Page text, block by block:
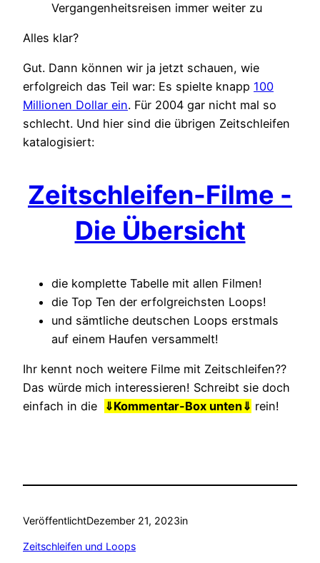
Vergangenheitsreisen immer weiter zu
Alles klar?
Gut. Dann können wir ja jetzt schauen, wie
erfolgreich das Teil war: Es spielte knapp 100
Millionen Dollar ein. Für 2004 gar nicht mal so
schlecht. Und hier sind die übrigen Zeitschleifen
katalogisiert:
Zeitschleifen-Filme -
Die Übersicht
die komplette Tabelle mit allen Filmen!
die Top Ten der erfolgreichsten Loops!
und sämtliche deutschen Loops erstmals
auf einem Haufen versammelt!
Ihr kennt noch weitere Filme mit Zeitschleifen??
Das würde mich interessieren! Schreibt sie doch
einfach in die
⇓Kommentar-Box unten⇓ rein!
VeröffentlichtDezember 21, 2023in
Zeitschleifen und Loops